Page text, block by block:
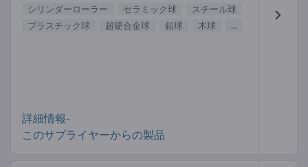
シリンダーローラー
セラミック球
スチール球
プラスチック球
超硬合金球 鉛球 木球 ...
詳細情報-
このサプライヤーからの製品